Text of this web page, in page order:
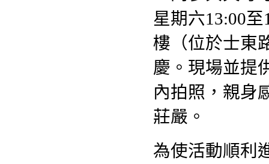
星期六13:00
樓（位於士東
慶。現場並提
內拍照，親身
莊嚴。
為使活動順利